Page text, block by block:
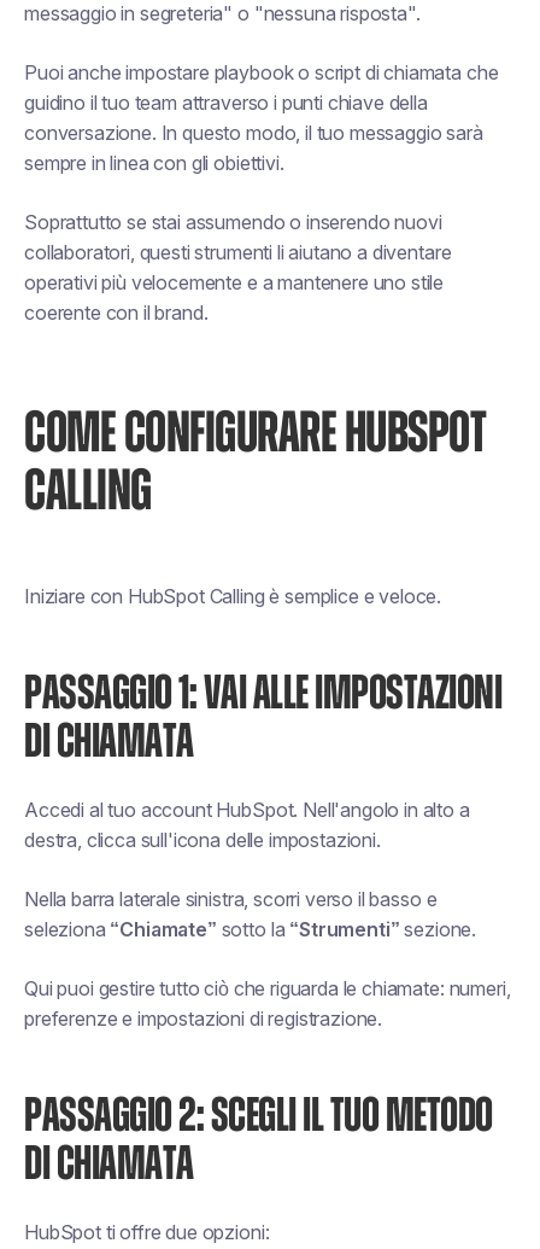
messaggio in segreteria" o "nessuna risposta".
Puoi anche impostare playbook o script di chiamata che
guidino il tuo team attraverso i punti chiave della
conversazione. In questo modo, il tuo messaggio sarà
sempre in linea con gli obiettivi.
Soprattutto se stai assumendo o inserendo nuovi
collaboratori, questi strumenti li aiutano a diventare
operativi più velocemente e a mantenere uno stile
coerente con il brand.
COME CONFIGURARE HUBSPOT
CALLING
Iniziare con HubSpot Calling è semplice e veloce.
PASSAGGIO 1: VAI ALLE IMPOSTAZIONI
DI CHIAMATA
Accedi al tuo account HubSpot. Nell'angolo in alto a
destra, clicca sull'icona delle impostazioni.
Nella barra laterale sinistra, scorri verso il basso e
seleziona “Chiamate” sotto la “Strumenti” sezione.
Qui puoi gestire tutto ciò che riguarda le chiamate: numeri,
preferenze e impostazioni di registrazione.
PASSAGGIO 2: SCEGLI IL TUO METODO
DI CHIAMATA
HubSpot ti offre due opzioni: